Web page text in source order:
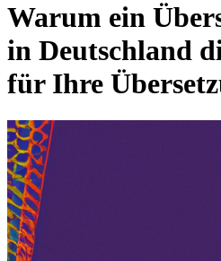
Warum ein
in Deutschland
für Ihre